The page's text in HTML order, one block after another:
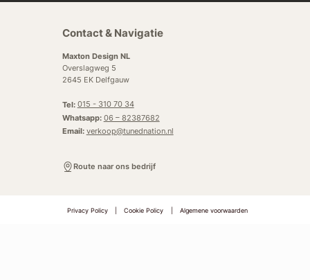
Contact & Navigatie
Maxton Design NL
Overslagweg 5
2645 EK Delfgauw
Tel: 015 - 310 70 34
Whatsapp: 06 – 82387682
Email: verkoop@tunednation.nl
Route naar ons bedrijf
Privacy Policy Cookie Policy Algemene voorwaarden